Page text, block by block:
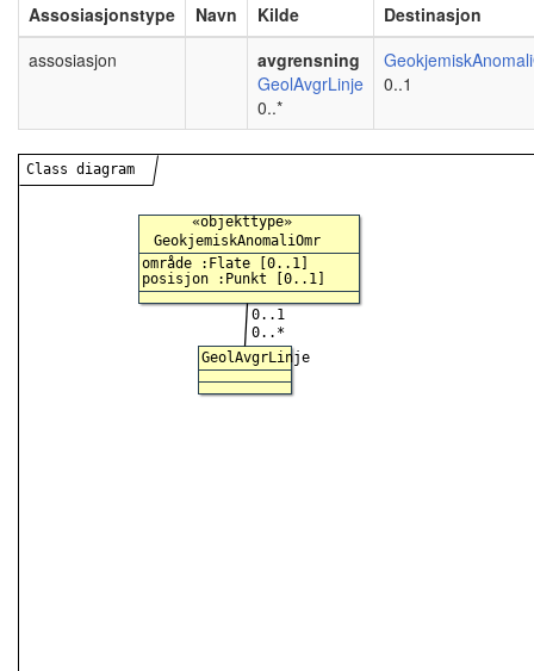
Assosiasjonstype Navn Kilde
Destinasjon
assosiasjon
avgrensning
GeolAvgrLinje
0..*
0..1